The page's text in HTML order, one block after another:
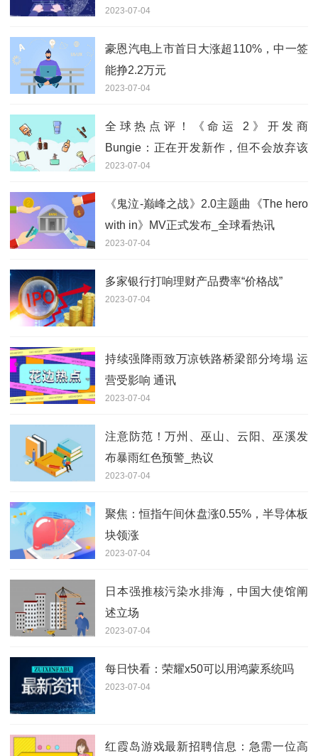
2023-07-04
豪恩汽电上市首日大涨超110%，中一签
能挣2.2万元
2023-07-04
全球热点评！《命运 2》开发商
Bungie：正在开发新作，但不会放弃该
游戏
2023-07-04
《鬼泣-巅峰之战》2.0主题曲《The hero
with in》MV正式发布_全球看热讯
2023-07-04
多家银行打响理财产品费率“价格战”
2023-07-04
持续强降雨致万凉铁路桥梁部分垮塌 运
营受影响 通讯
2023-07-04
注意防范！万州、巫山、云阳、巫溪发
布暴雨红色预警_热议
2023-07-04
聚焦：恒指午间休盘涨0.55%，半导体板
块领涨
2023-07-04
日本强推核污染水排海，中国大使馆阐
述立场
2023-07-04
每日快看：荣耀x50可以用鸿蒙系统吗
2023-07-04
红霞岛游戏最新招聘信息：急需一位高